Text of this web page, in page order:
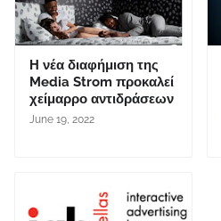
Η νέα διαφήμιση της
Media Strom προκαλεί
χείμαρρο αντιδράσεων
June 19, 2022